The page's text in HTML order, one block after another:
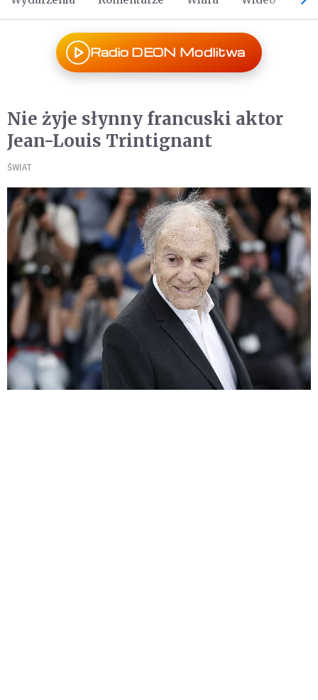
Radio DEON Modlitwa
Nie żyje słynny francuski aktor
Jean-Louis Trintignant
ŚWIAT